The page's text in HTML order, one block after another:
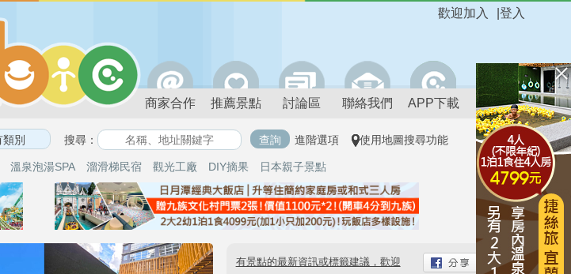
登入
歡迎加入
商家合作 推薦景點 討論區 聯絡我們 APP下載
搜尋： 進階選項 使用地圖搜尋功能
溫泉泡湯SPA 溜滑梯民宿 觀光工廠 DIY摘果 日本親子景點
有景點的最新資訊或標籤建議，歡迎